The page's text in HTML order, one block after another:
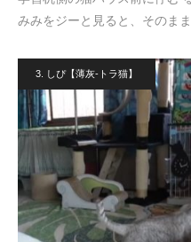
みみをジーと見ると、そのま
3. しぴ【薄灰-トラ猫】